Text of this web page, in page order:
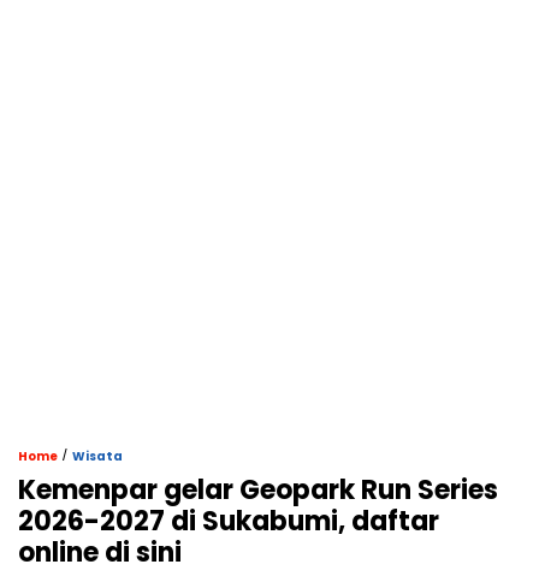
Home / Wisata
Kemenpar gelar Geopark Run Series
2026-2027 di Sukabumi, daftar
online di sini